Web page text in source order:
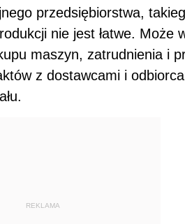
przedsiębiorstwa,
nie jest łatwe. Może
maszyn, zatrudnienia i
z dostawcami i
REKLAMA